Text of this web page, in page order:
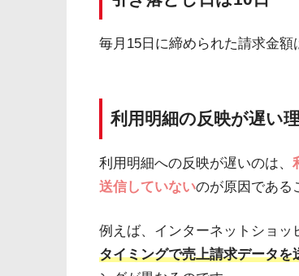
毎月15日に締められた請求金額
利用明細の反映が遅い
利用明細への反映が遅いのは、
送信していないのが原因である
例えば、インターネットショッ
タイミングで売上請求データを